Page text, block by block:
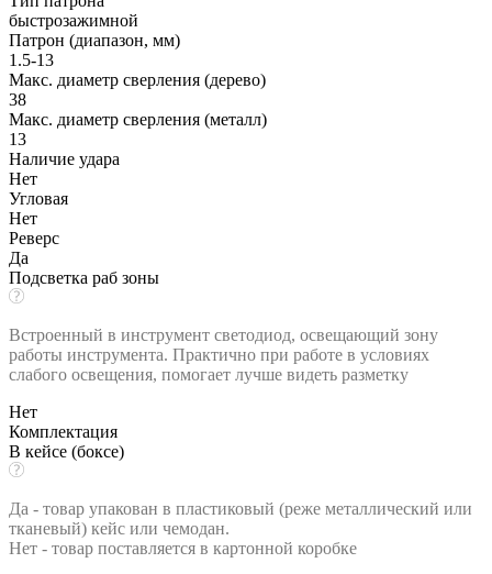
быстрозажимной
Патрон (диапазон, мм)
1.5-13
Макс. диаметр сверления (дерево)
38
Макс. диаметр сверления (металл)
13
Наличие удара
Нет
Угловая
Нет
Реверс
Да
Подсветка раб зоны
Встроенный в инструмент светодиод, освещающий зону
работы инструмента. Практично при работе в условиях
слабого освещения, помогает лучше видеть разметку
Нет
Комплектация
В кейсе (боксе)
Да - товар упакован в пластиковый (реже металлический или
тканевый) кейс или чемодан.
Нет - товар поставляется в картонной коробке